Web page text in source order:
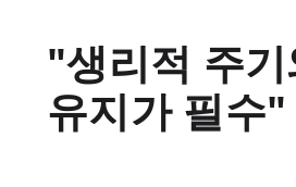
"생리적 주
유지가 필수"